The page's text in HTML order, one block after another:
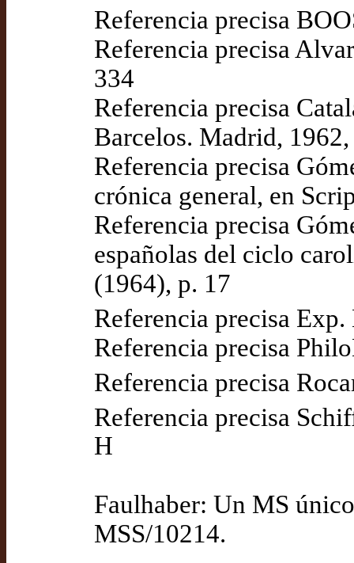
Referencia precisa
Referencia precisa
334
Referencia precisa
Barcelos. Madrid,
Referencia precisa
crónica general, en
Referencia precisa
españolas del ciclo
(1964), p. 17
Referencia precisa
Referencia precisa
Referencia precisa
Referencia precisa
H
Faulhaber: Un MS
MSS/10214.